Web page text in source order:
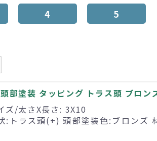
4 5
部塗装 タッピング トラス頭 ブロ
ズ/太さX長さ: 3X10
:トラス頭(+) 頭部塗装色:ブロンズ